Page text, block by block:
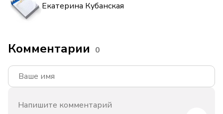
Екатерина Кубанская
Комментарии 0